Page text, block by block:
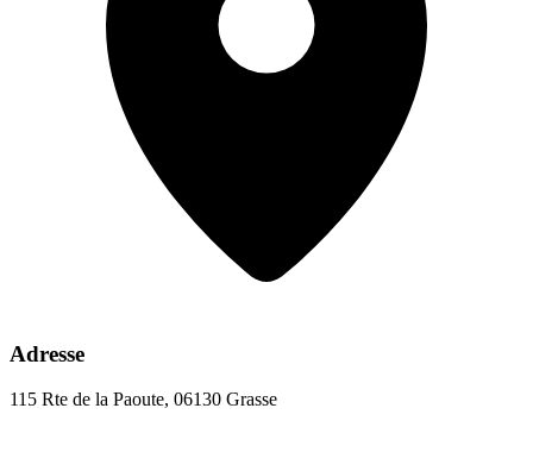
Adresse
115 Rte de la Paoute, 06130 Grasse